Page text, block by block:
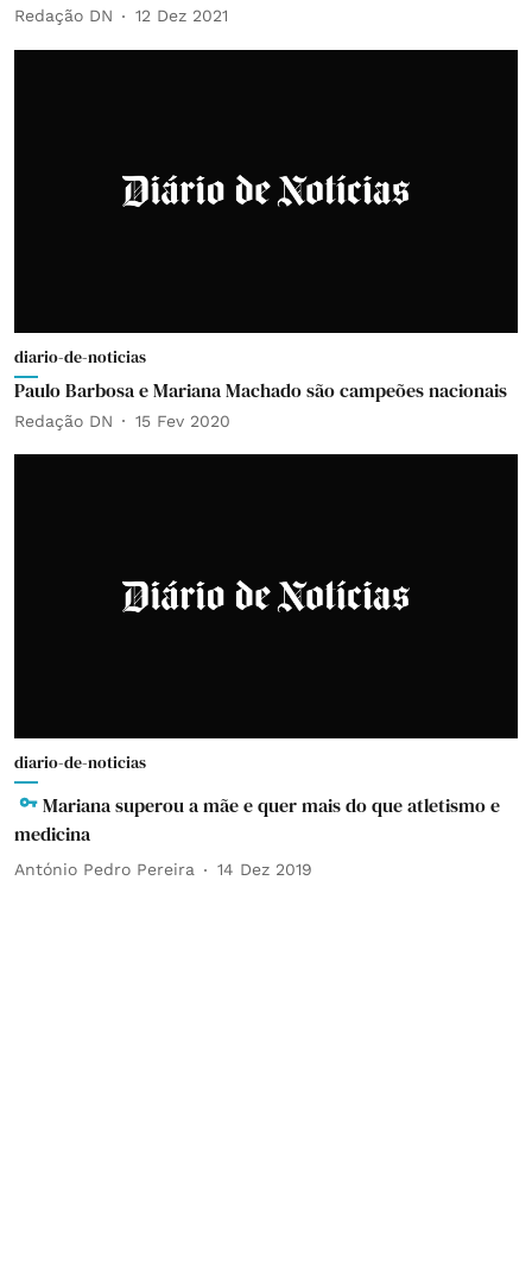
Redação DN 12 Dez 2021
diario-de-noticias
Paulo Barbosa e Mariana Machado são campeões nacionais
Redação DN 15 Fev 2020
diario-de-noticias
Mariana superou a mãe e quer mais do que atletismo e
medicina
António Pedro Pereira 14 Dez 2019